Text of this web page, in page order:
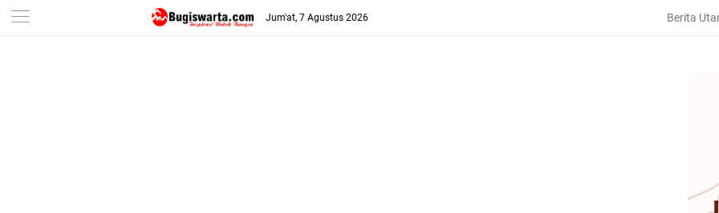
-->
Jum'at, 7 Agustus 2026 Berita